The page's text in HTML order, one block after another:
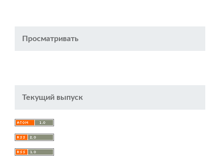
Просматривать
Текущий выпуск